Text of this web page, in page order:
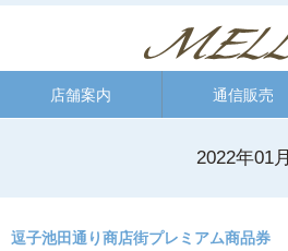
店舗案内 通信販売
2022年01月
逗子池田通り商店街プレミアム商品券